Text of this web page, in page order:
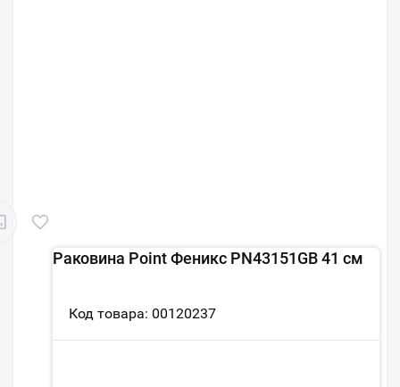
Раковина Point Феникс PN43151GB 41 см
Код товара: 00120237